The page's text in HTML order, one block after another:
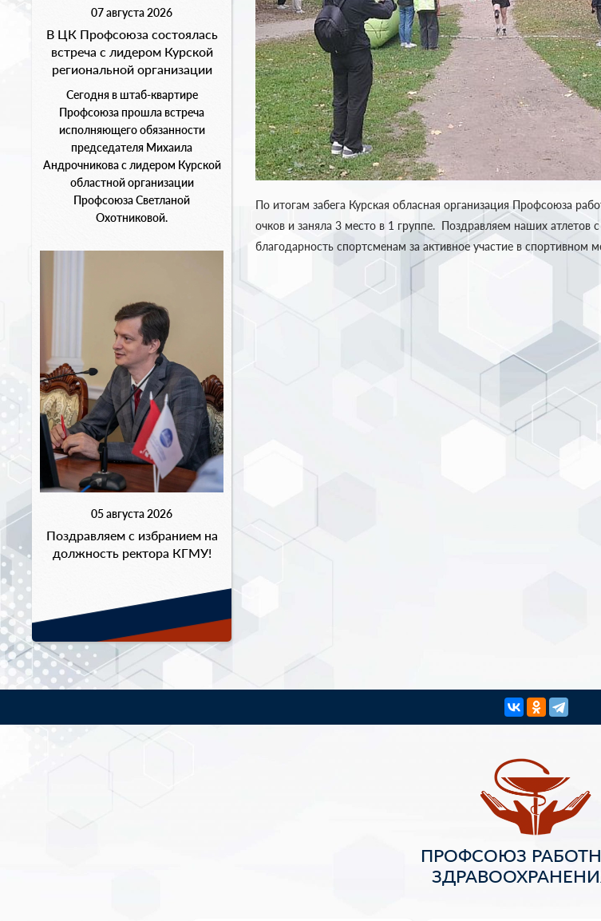
07 августа 2026
В ЦК Профсоюза состоялась
встреча с лидером Курской
региональной организации
Сегодня в штаб-квартире
Профсоюза прошла встреча
исполняющего обязанности
председателя Михаила
Андрочникова с лидером Курской
областной организации
Профсоюза Светланой
Охотниковой.
05 августа 2026
Поздравляем с избранием на
должность ректора КГМУ!
По итогам забега Курская обласная организация Профсоюза
очков и заняла 3 место в 1 группе. Поздравляем наших атлетов
благодарность спортсменам за активное участие в спортивном
ПРОФСОЮЗ